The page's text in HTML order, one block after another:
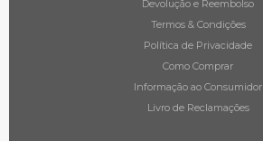
Devolução e Reembolso
Termos & Condições
Política de Privacidade
Como Comprar
Informação ao Consumidor
Livro de Reclamações